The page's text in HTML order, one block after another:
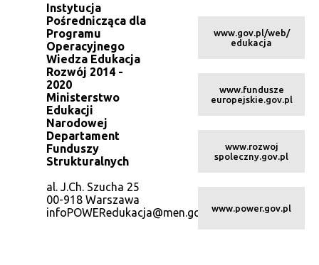
Instytucja
Pośrednicząca dla
Programu
Operacyjnego
Wiedza Edukacja
Rozwój 2014 -
2020
Ministerstwo
Edukacji
Narodowej
Departament
Funduszy
Strukturalnych
al. J.Ch. Szucha 25
00-918 Warszawa
infoPOWERedukacja@men.gov.pl
www.gov.pl/web/
edukacja
www.fundusze
europejskie.gov.pl
www.rozwoj
spoleczny.gov.pl
www.power.gov.pl